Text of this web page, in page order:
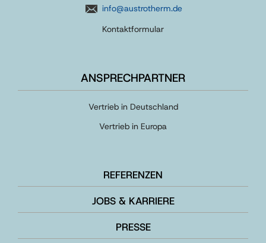
info@austrotherm.de
Kontaktformular
ANSPRECHPARTNER
Vertrieb in Deutschland
Vertrieb in Europa
REFERENZEN
JOBS & KARRIERE
PRESSE